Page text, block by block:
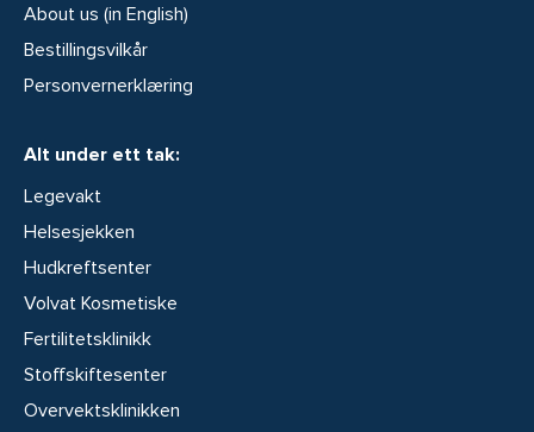
About us (in English)
Bestillingsvilkår
Personvernerklæring
Alt under ett tak:
Legevakt
Helsesjekken
Hudkreftsenter
Volvat Kosmetiske
Fertilitetsklinikk
Stoffskiftesenter
Overvektsklinikken